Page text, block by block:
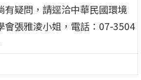
有疑問，請逕洽中華民國環境
會張雅淩小姐，電話：07-3504